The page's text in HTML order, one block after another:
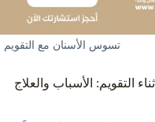
تسوس الأسنان مع التقويم
التقويم: الأسباب والعلاج